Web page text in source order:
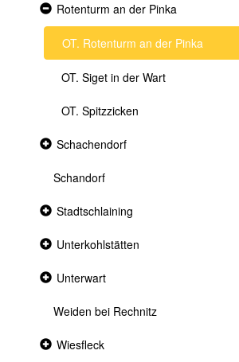
Expanded
Rotenturm an der Pinka
OT. Rotenturm an der Pinka
OT. Siget in der Wart
OT. Spitzzicken
Collapsed
Schachendorf
Schandorf
Collapsed
Stadtschlaining
Collapsed
Unterkohlstätten
Collapsed
Unterwart
Weiden bei Rechnitz
Collapsed
Wiesfleck